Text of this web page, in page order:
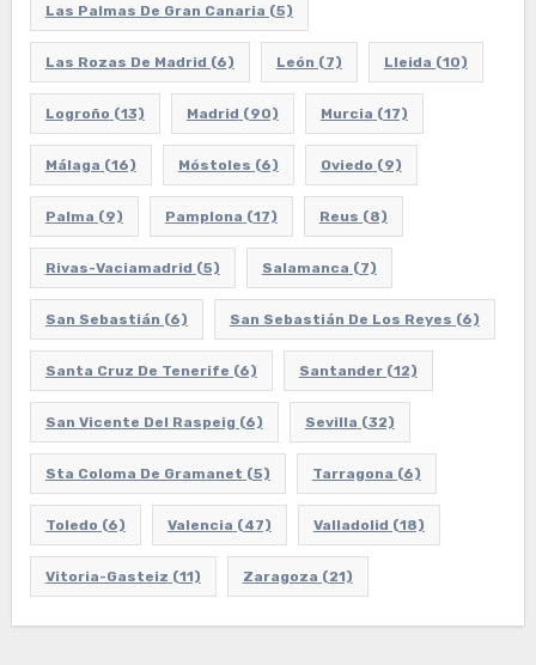
Las Palmas De Gran Canaria (5)
Las Rozas De Madrid (6) León (7) Lleida (10)
Logroño (13) Madrid (90) Murcia (17)
Málaga (16) Móstoles (6) Oviedo (9)
Palma (9) Pamplona (17) Reus (8)
Rivas-Vaciamadrid (5) Salamanca (7)
San Sebastián (6) San Sebastián De Los Reyes (6)
Santa Cruz De Tenerife (6) Santander(12)
San Vicente Del Raspeig (6) Sevilla (32)
Sta Coloma De Gramanet (5) Tarragona (6)
Toledo (6) Valencia (47) Valladolid (18)
Vitoria-Gasteiz (11) Zaragoza (21)